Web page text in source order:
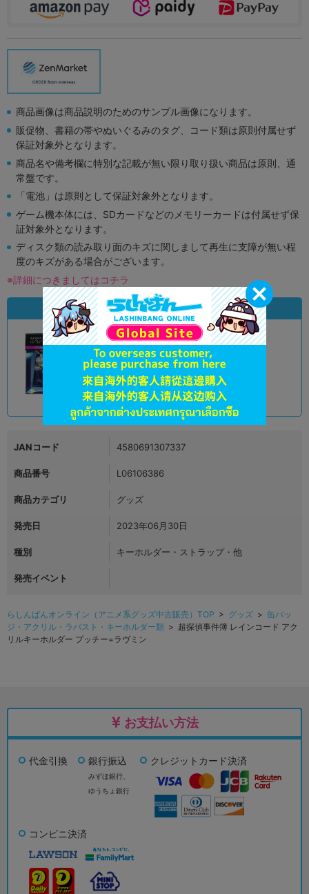
商品画像は商品説明のためのサンプル画像になります。
販促物、書籍の帯やぬいぐるみのタグ、コード類は原則付属せず
保証対象外となります。
商品名や備考欄に特別な記載が無い限り取り扱い商品は原則、通
常盤です。
「電池」は原則として保証対象外となります。
ゲーム機本体には、SDカードなどのメモリーカードは付属せず保
証対象外となります。
ディスク類の読み取り面のキズに関しまして再生に支障が無い程
度のキズがある場合がございます。
※詳細につきましてはコチラ
状態違いの同一商品
状態 : 未開封
アリオ倉敷店
在庫あり 440 円 税込
JANコード 4580691307337
商品番号 L06106386
商品カテゴリ グッズ
発売日 2023年06月30日
種別 キーホルダー・ストラップ・他
発売イベント
らしんばんオンライン（アニメ系グッズ中古販売）TOP > グッズ > 缶バッ
ジ・アクリル・ラバスト・キーホルダー類 > 超探偵事件簿 レインコード アク
リルキーホルダー プッチー=ラヴミン
お支払い方法
代金引換 銀行振込
みずほ銀行、
ゆうちょ銀行
クレジットカード決済
コンビニ決済